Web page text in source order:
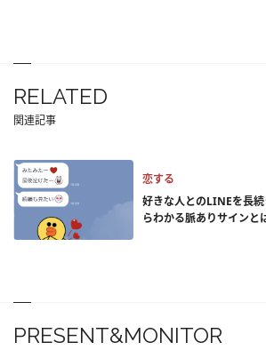
RELATED
関連記事
恋する
好きな人とのLINEを長
らわかる脈ありサインと
PRESENT&MONITOR